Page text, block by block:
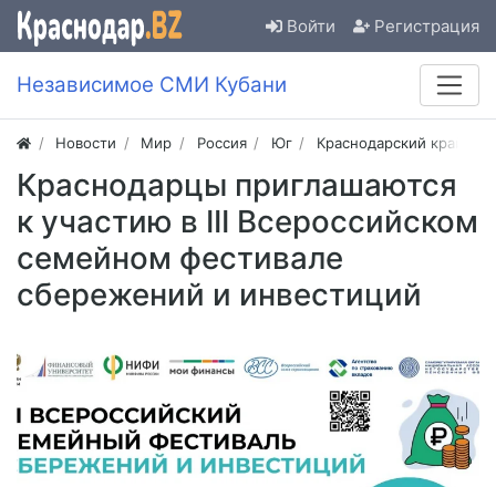
Войти Регистрация
Независимое СМИ Кубани
Новости Мир Россия Юг Краснодарский край
Краснодарцы приглашаются
к участию в III Всероссийском
семейном фестивале
сбережений и инвестиций